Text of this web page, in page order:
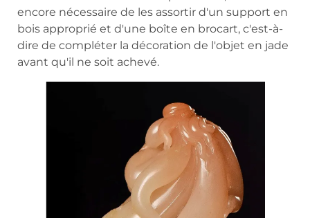
encore nécessaire de les assortir d'un support en
bois approprié et d'une boîte en brocart, c'est-à-
dire de compléter la décoration de l'objet en jade
avant qu'il ne soit achevé.